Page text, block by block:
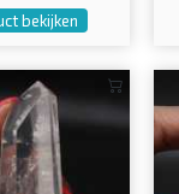
bekijken